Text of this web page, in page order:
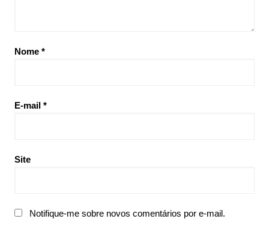
Nome *
E-mail *
Site
Notifique-me sobre novos comentários por e-mail.